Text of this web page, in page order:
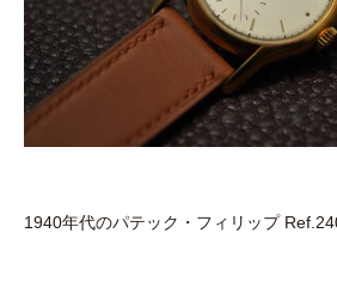
1940年代のパテック・フィリップ